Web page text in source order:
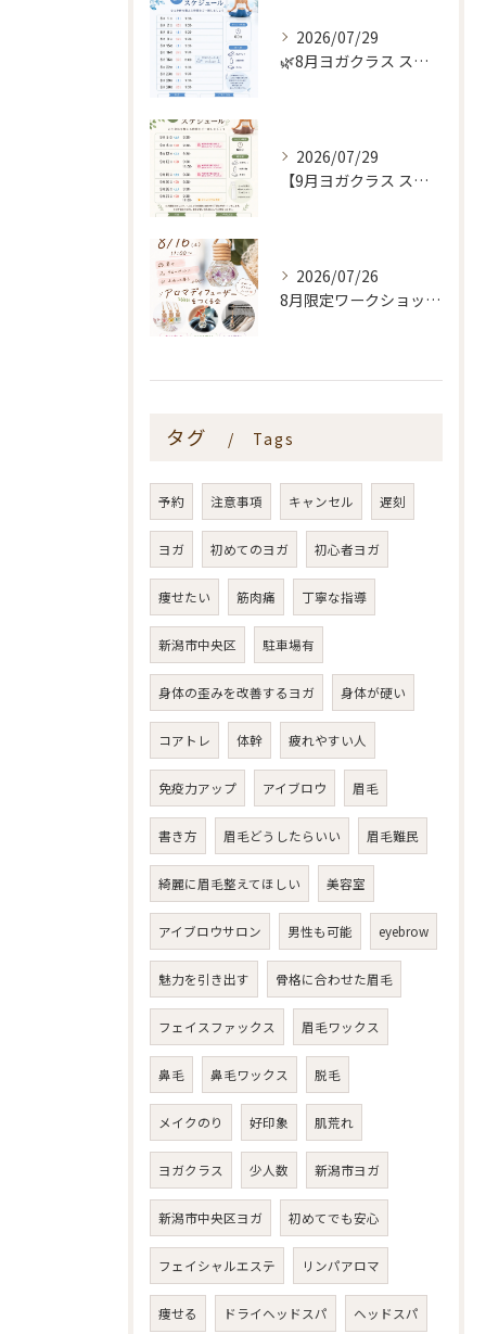
2026/07/29
🌿8月ヨガクラス スケジュールのお知らせ🌿
2026/07/29
【9月ヨガクラス スケジュールのお知らせ🌿】
2026/07/26
8月限定ワークショップ🌿🫧
タグ Tags
予約 注意事項 キャンセル 遅刻
ヨガ 初めてのヨガ 初心者ヨガ
痩せたい 筋肉痛 丁寧な指導
新潟市中央区 駐車場有
身体の歪みを改善するヨガ 身体が硬い
コアトレ 体幹 疲れやすい人
免疫力アップ アイブロウ 眉毛
書き方 眉毛どうしたらいい 眉毛難民
綺麗に眉毛整えてほしい 美容室
アイブロウサロン 男性も可能 eyebrow
魅力を引き出す 骨格に合わせた眉毛
フェイスファックス 眉毛ワックス
鼻毛 鼻毛ワックス 脱毛
メイクのり 好印象 肌荒れ
ヨガクラス 少人数 新潟市ヨガ
新潟市中央区ヨガ 初めてでも安心
フェイシャルエステ リンパアロマ
痩せる ドライヘッドスパ ヘッドスパ